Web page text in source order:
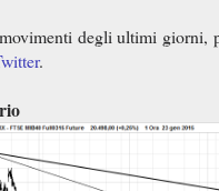
degli ultimi giorni,
.